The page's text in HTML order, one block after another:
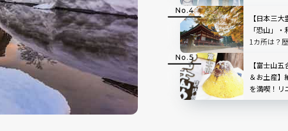
【日本三
「恐山」
1カ所は？
【富士山
＆お土産】
を満喫！リ
ートの「中